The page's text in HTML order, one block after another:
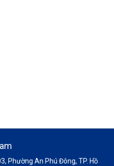
Phường An Phú Đông, TP. Hồ